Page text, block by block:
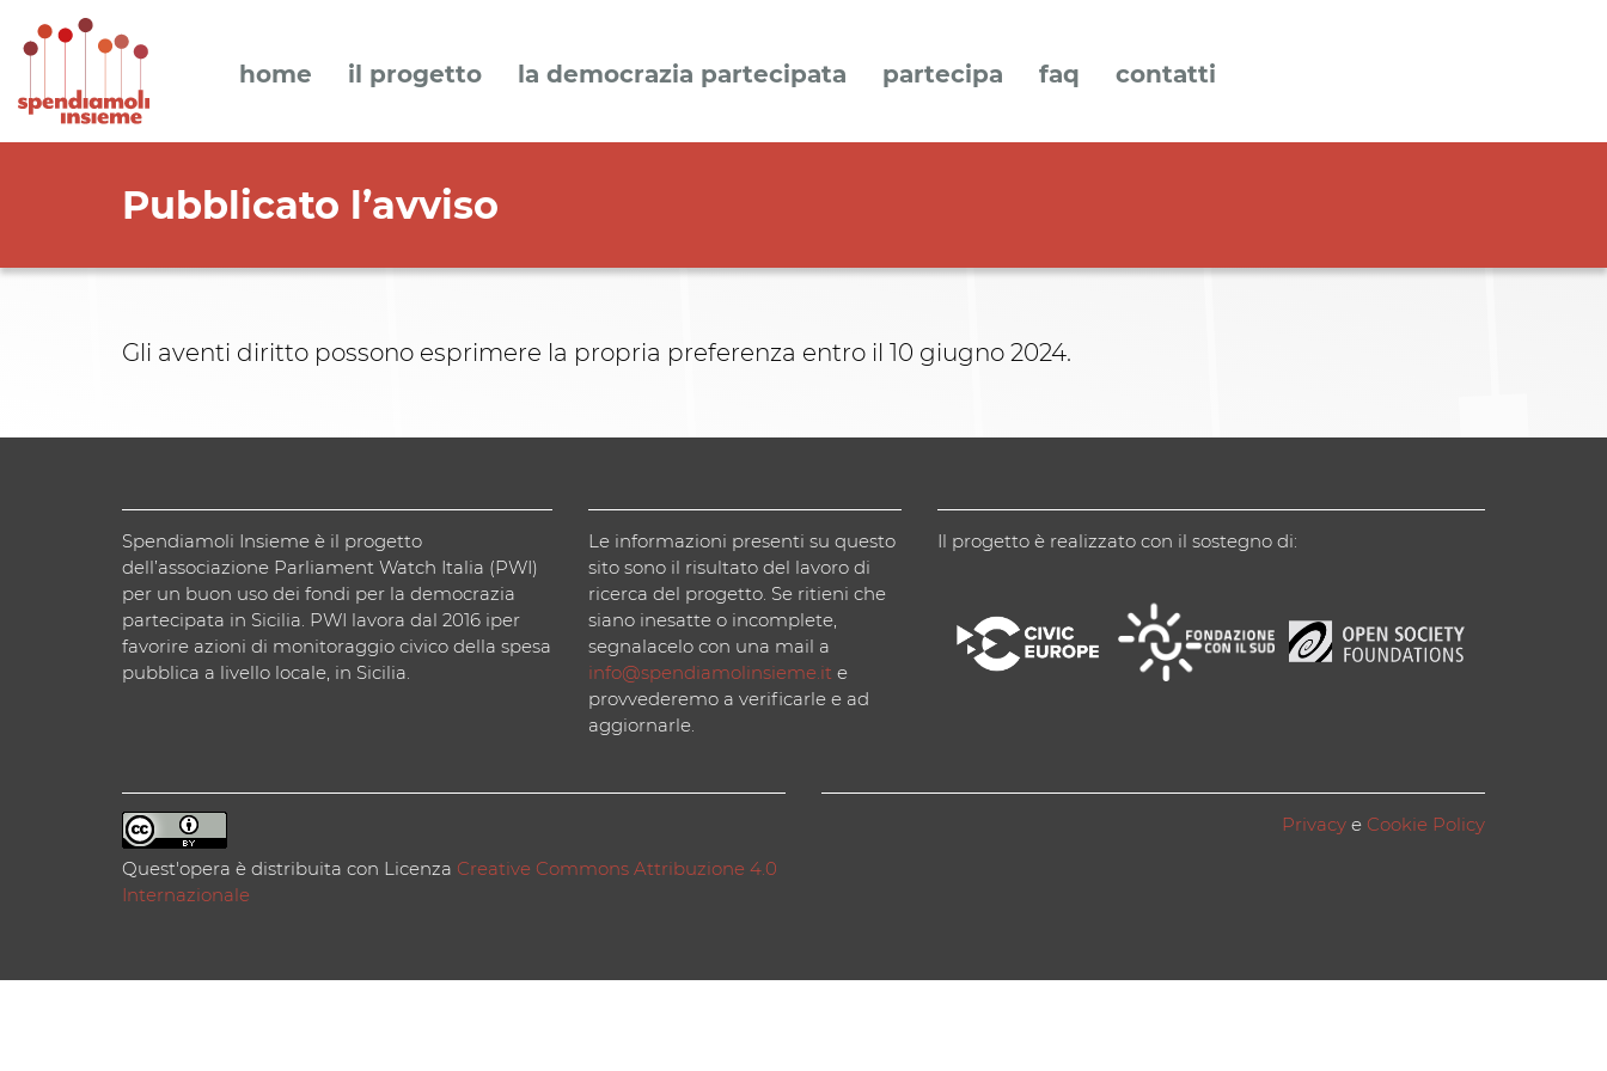
home il progetto la democrazia partecipata partecipa faq contatti
Pubblicato l’avviso
Gli aventi diritto possono esprimere la propria preferenza entro il 10 giugno 2024.
Spendiamoli Insieme è il progetto
dell’associazione Parliament Watch Italia (PWI)
per un buon uso dei fondi per la democrazia
partecipata in Sicilia. PWI lavora dal 2016 iper
favorire azioni di monitoraggio civico della spesa
pubblica a livello locale, in Sicilia.
Le informazioni presenti su questo
sito sono il risultato del lavoro di
ricerca del progetto. Se ritieni che
siano inesatte o incomplete,
segnalacelo con una mail a
info@spendiamolinsieme.ite
provvederemo a verificarle e ad
aggiornarle.
Il progetto è realizzato con il sostegno di:
Quest'opera è distribuita con Licenza Creative Commons Attribuzione 4.0
Internazionale
Privacy e Cookie Policy